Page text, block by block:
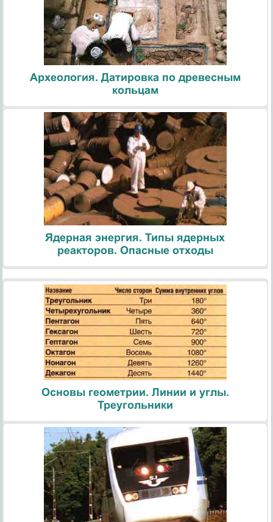
Археология. Датировка по древесным
кольцам
Ядерная энергия. Типы ядерных
реакторов. Опасные отходы
Основы геометрии. Линии и углы.
Треугольники